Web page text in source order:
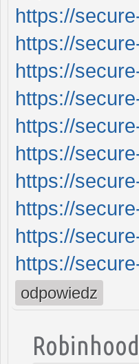
https://
https://
https://
https://
https://
https://
https://
https://
https://
https://
odpowiedz